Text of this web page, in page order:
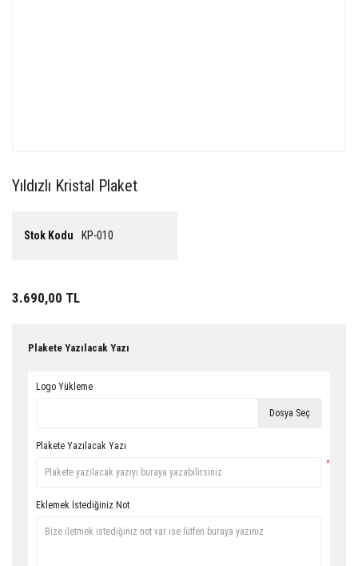
Yıldızlı Kristal Plaket
Stok Kodu KP-010
3.690,00 TL
Plakete Yazılacak Yazı
Logo Yükleme
Dosya Seç
Plakete Yazılacak Yazı
*
Eklemek İstediğiniz Not